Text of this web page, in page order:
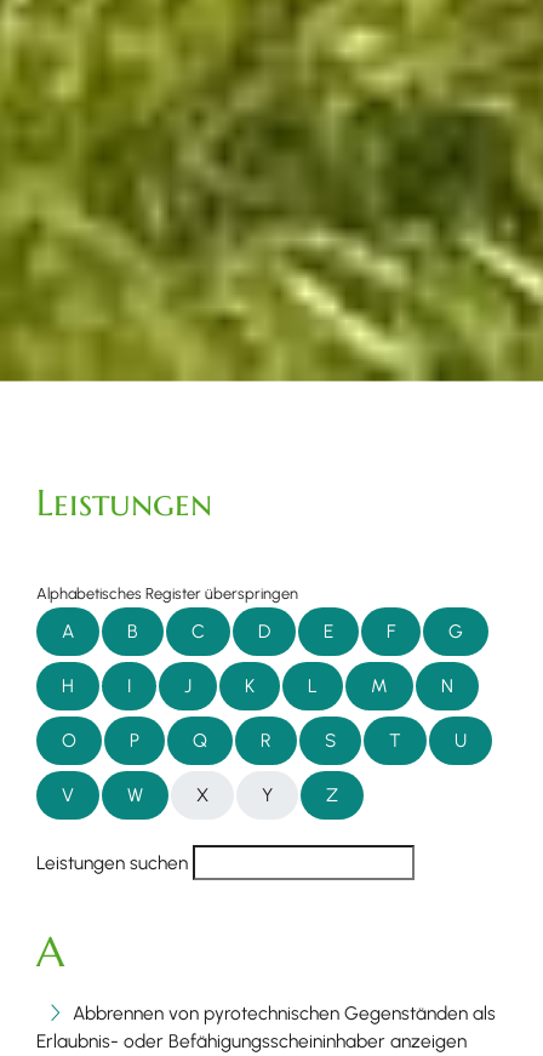
Leistungen
Alphabetisches Register überspringen
A B C D E F G
H I J K L M N
O P Q R S T U
V W X Y Z
Leistungen suchen
A
Abbrennen von pyrotechnischen Gegenständen als
Erlaubnis- oder Befähigungsscheininhaber anzeigen